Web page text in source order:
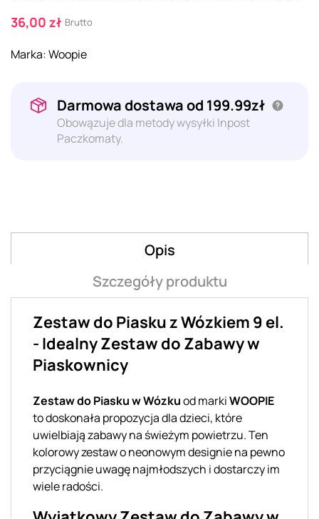
36,00 zł Brutto
Marka:Woopie
Darmowa dostawa od 199.99zł
Obowązuje dla metody wysyłki Inpost
Paczkomaty.
Opis
Szczegóły produktu
Zestaw do Piasku z Wózkiem 9 el.
- Idealny Zestaw do Zabawy w
Piaskownicy
Zestaw do Piasku w Wózkuod markiWOOPIE
to doskonała propozycja dla dzieci, które
uwielbiają zabawy na świeżym powietrzu. Ten
kolorowy zestaw o neonowym designie na pewno
przyciągnie uwagę najmłodszych i dostarczy im
wiele radości.